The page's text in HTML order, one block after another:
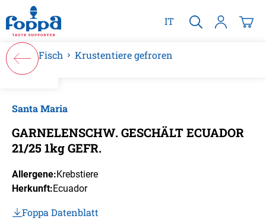
springen
IT
Fisch Krustentiere gefroren
Santa Maria
GARNELENSCHW. GESCHÄLT ECUADOR
21/25 1kg GEFR.
Allergene:Krebstiere
Herkunft:Ecuador
Foppa Datenblatt